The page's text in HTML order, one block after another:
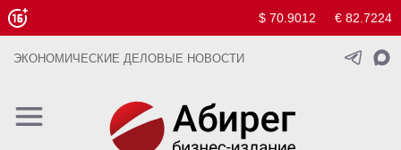
$ 70.9012 € 82.7224
ЭКОНОМИЧЕСКИЕ ДЕЛОВЫЕ НОВОСТИ